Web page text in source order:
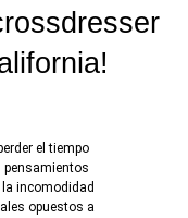
el tiempo
pensamientos
incomodidad
opuestos a